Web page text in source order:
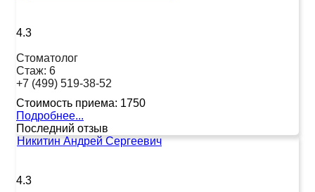
4.3
Стоматолог
Стаж: 6
+7 (499) 519-38-52
Стоимость приема: 1750
Подробнее...
Последний отзыв
Никитин Андрей Сергеевич
4.3